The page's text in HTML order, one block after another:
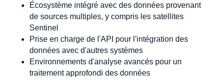
Écosystème intégré avec des données provenant
de sources multiples, y compris les satellites
Sentinel
Prise en charge de l'API pour l'intégration des
données avec d'autres systèmes
Environnements d'analyse avancés pour un
traitement approfondi des données